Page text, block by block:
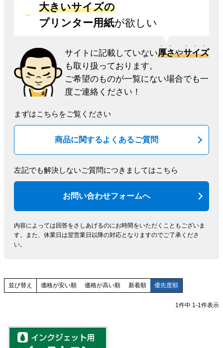
大きいサイズの
プリンター用紙が欲しい
サイトに記載していない厚さやサイズ
も取り扱っております。
ご希望のものが一覧にない場合でも一
度ご連絡ください！
まずはこちらをご覧ください
商品に関するよくあるご質問
左記でも解決しないご質問につきましてはこちら
お問い合わせフォームへ
内容によっては回答をさしあげるのにお時間をいただくこともございま
す。
また、休業日は翌営業日以降の対応となりますのでご了承くださ
い。
並び替え 価格が安い順 価格が高い順 新着順 優先度順
1件中 1-1件表示